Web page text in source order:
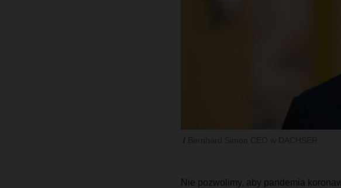
Nie pozwolimy, aby pandemia